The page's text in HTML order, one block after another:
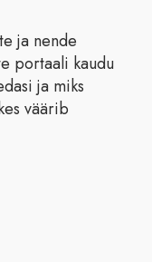
ja nende
portaali kaudu
ja miks
väärib